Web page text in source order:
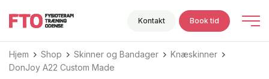
Kontakt Book tid
Hjem Shop Skinner og Bandager
Knæskinner
DonJoy A22 Custom Made